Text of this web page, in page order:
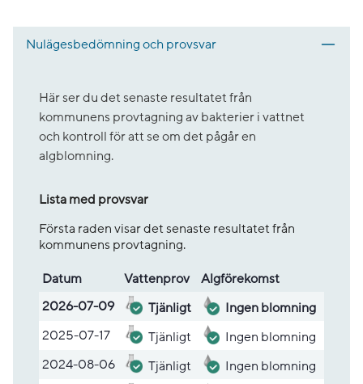
Nulägesbedömning och provsvar
Här ser du det senaste resultatet från
kommunens provtagning av bakterier i vattnet
och kontroll för att se om det pågår en
algblomning.
Lista med provsvar
Första raden visar det senaste resultatet från
kommunens provtagning.
Lista med provsvar
Datum Vatten­prov
Alg­före­komst
2026-07-09
Tjänligt
Ingen blomning
2025-07-17
Tjänligt
Ingen blomning
2024-08-06
Tjänligt
Ingen blomning